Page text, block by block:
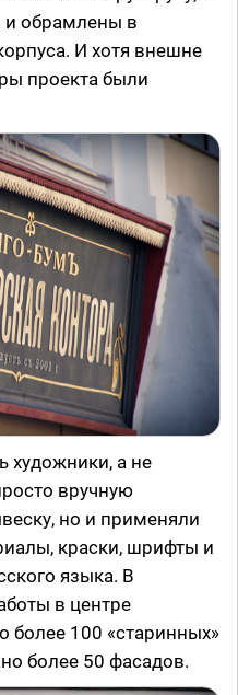
и обрамлены в
И хотя внешне
проекта были
художники, а не
вручную
но и применяли
краски, шрифты и
языка. В
в центре
100 «старинных»
более 50 фасадов.